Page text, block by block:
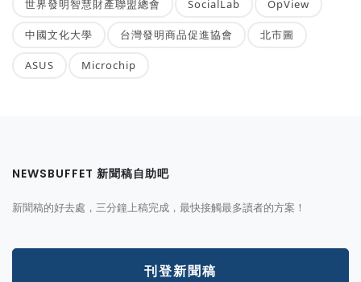
世界發明智慧財產聯盟總會 SocialLab OpView
中國文化大學 台灣發明商品促進協會 北市圖
ASUS Microchip
NEWSBUFFET 新聞稿自助吧
新聞稿的好去處，三分鐘上稿完成，最快接觸最多讀者的方案！
刊登新聞稿